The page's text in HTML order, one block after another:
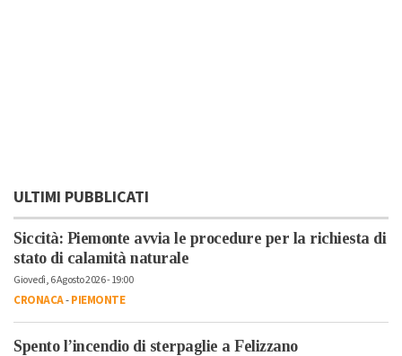
ULTIMI PUBBLICATI
Siccità: Piemonte avvia le procedure per la richiesta di
stato di calamità naturale
Giovedì, 6 Agosto 2026 - 19:00
CRONACA-PIEMONTE
Spento l’incendio di sterpaglie a Felizzano